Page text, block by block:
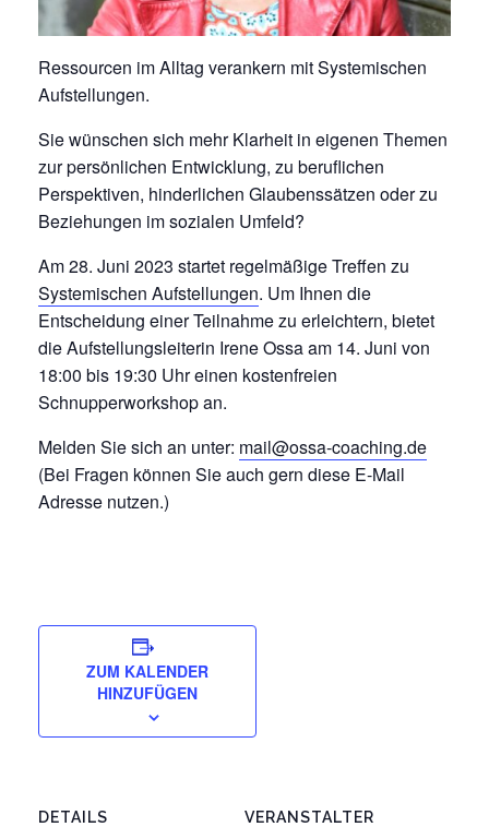
Ressourcen im Alltag verankern mit Systemischen
Aufstellungen.
Sie wünschen sich mehr Klarheit in eigenen Themen
zur persönlichen Entwicklung, zu beruflichen
Perspektiven, hinderlichen Glaubenssätzen oder zu
Beziehungen im sozialen Umfeld?
Am 28. Juni 2023 startet regelmäßige Treffen zu
Systemischen Aufstellungen. Um Ihnen die
Entscheidung einer Teilnahme zu erleichtern, bietet
die Aufstellungsleiterin Irene Ossa am 14. Juni von
18:00 bis 19:30 Uhr einen kostenfreien
Schnupperworkshop an.
Melden Sie sich an unter: mail@ossa-coaching.de
(Bei Fragen können Sie auch gern diese E-Mail
Adresse nutzen.)
ZUM KALENDER
HINZUFÜGEN
DETAILS VERANSTALTER